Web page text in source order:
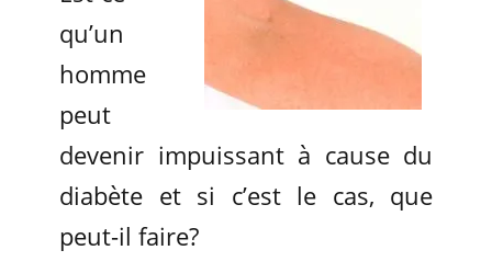
qu’un
homme
peut
devenir impuissant à cause du
diabète et si c’est le cas, que
peut-il faire?